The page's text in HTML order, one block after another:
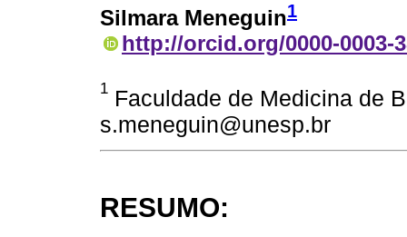
Silmara Meneguin1
http://orcid.org/0000-0003-
1 Faculdade de Medicina de
s.meneguin@unesp.br
RESUMO: